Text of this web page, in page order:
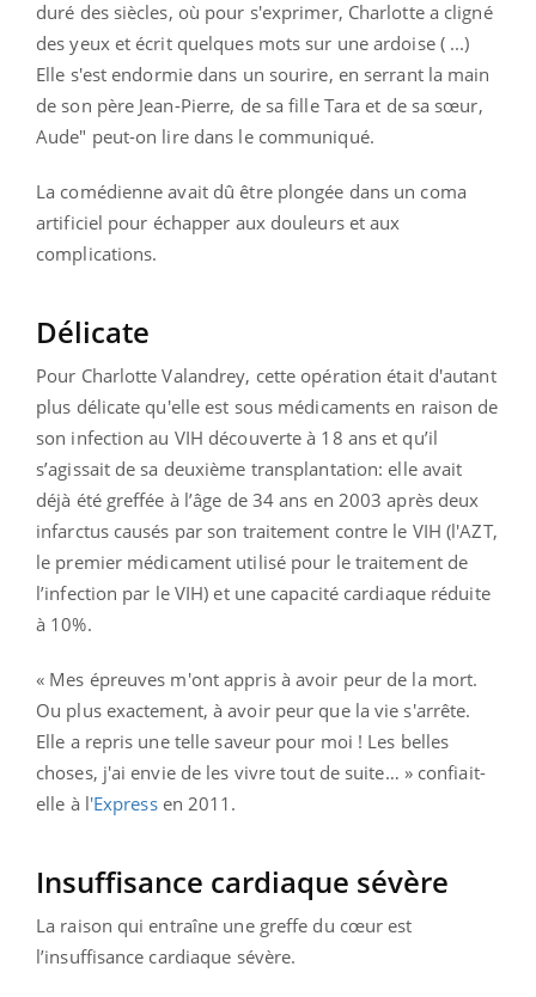
duré des siècles, où pour s'exprimer, Charlotte a cligné
des yeux et écrit quelques mots sur une ardoise ( ...)
Elle s'est endormie dans un sourire, en serrant la main
de son père Jean-Pierre, de sa fille Tara et de sa sœur,
Aude" peut-on lire dans le communiqué.
La comédienne avait dû être plongée dans un coma
artificiel pour échapper aux douleurs et aux
complications.
Délicate
Pour Charlotte Valandrey, cette opération était d'autant
plus délicate qu'elle est sous médicaments en raison de
son infection au VIH découverte à 18 ans et qu’il
s’agissait de sa deuxième transplantation: elle avait
déjà été greffée à l’âge de 34 ans en 2003 après deux
infarctus causés par son traitement contre le VIH (l'AZT,
le premier médicament utilisé pour le traitement de
l’infection par le VIH) et une capacité cardiaque réduite
à 10%.
« Mes épreuves m'ont appris à avoir peur de la mort.
Ou plus exactement, à avoir peur que la vie s'arrête.
Elle a repris une telle saveur pour moi ! Les belles
choses, j'ai envie de les vivre tout de suite… » confiait-
elle à l'Expressen 2011.
Insuffisance cardiaque sévère
La raison qui entraîne une greffe du cœur est
l’insuffisance cardiaque sévère.